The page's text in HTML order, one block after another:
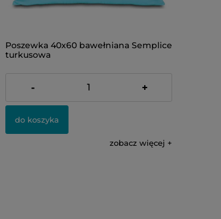
Poszewka 40x60 bawełniana Semplice
turkusowa
23,00 zł
- +
do koszyka
zobacz więcej